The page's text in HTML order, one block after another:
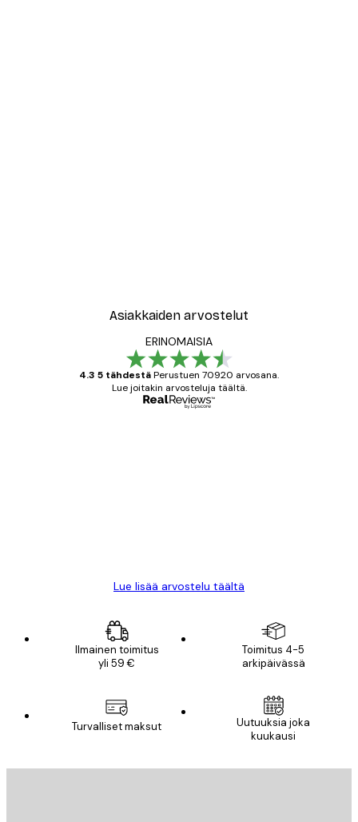
Asiakkaiden arvostelut
ERINOMAISIA
4.3 5 tähdestäPerustuen 70920 arvosana.
Lue joitakin arvosteluja täältä.
Lue lisää arvostelu täältä
Ilmainen toimitus
yli 59 €
Toimitus 4-5
arkipäivässä
Turvalliset maksut
Uutuuksia joka
kuukausi